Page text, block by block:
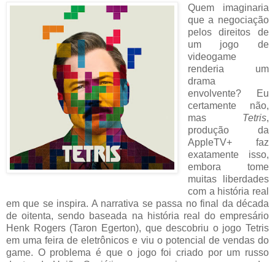
Quem imaginaria
que a negociação
pelos direitos de
um jogo de
videogame
renderia um
drama
envolvente? Eu
certamente não,
mas Tetris,
produção da
AppleTV+ faz
exatamente isso,
embora tome
muitas liberdades
com a história real
em que se inspira. A narrativa se passa no final da década
de oitenta, sendo baseada na história real do empresário
Henk Rogers (Taron Egerton), que descobriu o jogo Tetris
em uma feira de eletrônicos e viu o potencial de vendas do
game. O problema é que o jogo foi criado por um russo